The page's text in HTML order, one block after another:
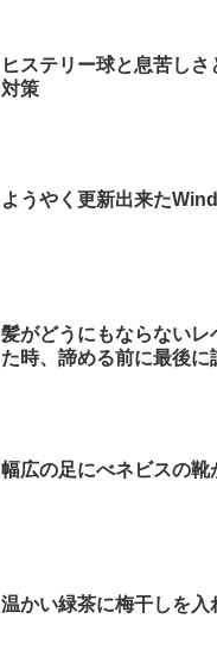
ヒステリー球と息苦しさ
対策
ようやく更新出来た
髪がどうにもならないレ
た時、諦める前に最後に
幅広の足にべネビスの靴
温かい緑茶に梅干しを入